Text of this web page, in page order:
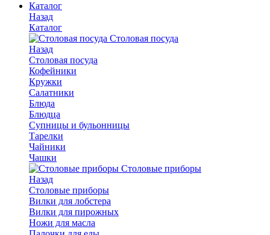
Каталог
Назад
Каталог
Столовая посуда
Назад
Столовая посуда
Кофейники
Кружки
Салатники
Блюда
Блюдца
Супницы и бульонницы
Тарелки
Чайники
Чашки
Cтоловые приборы
Назад
Cтоловые приборы
Вилки для лобстера
Вилки для пирожных
Ножи для масла